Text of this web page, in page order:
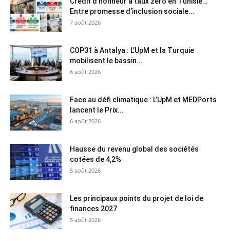
Entre promesse d’inclusion sociale...
7 août 2026
COP31 à Antalya : L’UpM et la Turquie
mobilisent le bassin...
6 août 2026
Face au défi climatique : L’UpM et MEDPorts
lancent le Prix...
6 août 2026
Hausse du revenu global des sociétés
cotées de 4,2%
5 août 2026
Les principaux points du projet de loi de
finances 2027
5 août 2026